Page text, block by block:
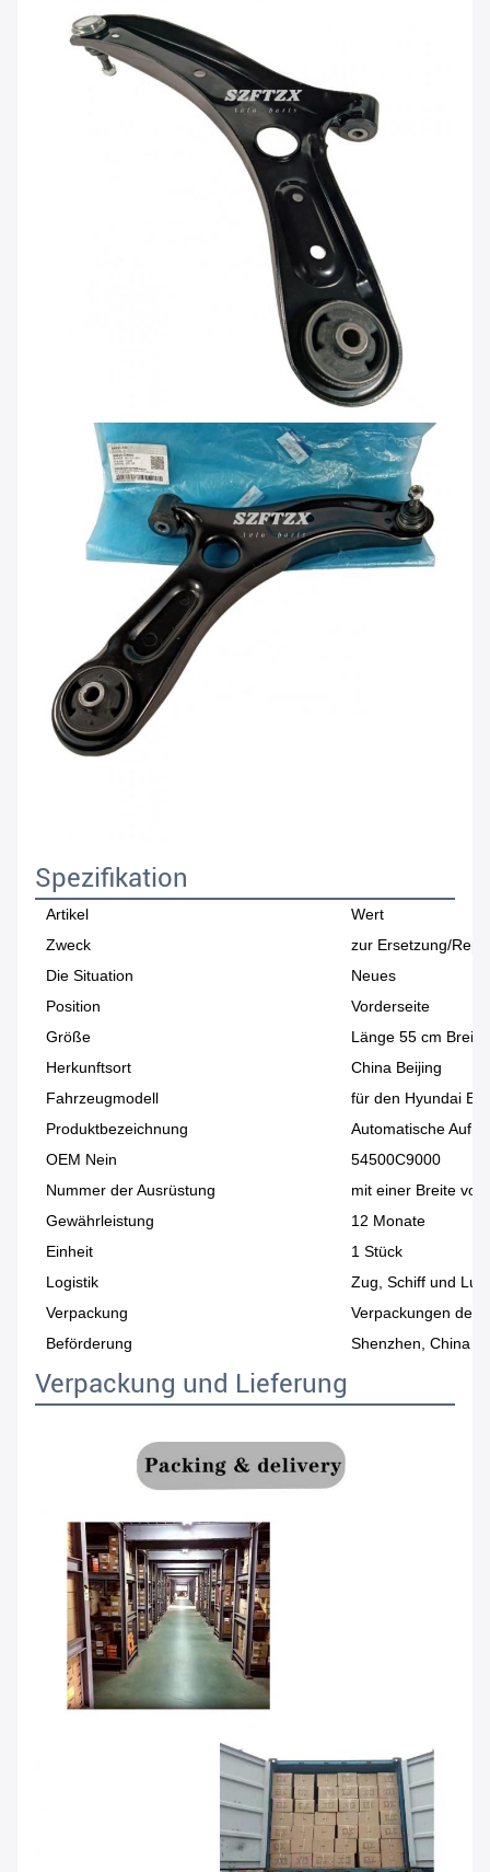
Spezifikation
Artikel
Wert
Zweck
zur Ersetzung/
Die Situation
Neues
Position
Vorderseite
Größe
Länge 55 cm
Herkunftsort
China Beijing
Fahrzeugmodell
für den Hyundai
Produktbezeichnung
Automatische
OEM Nein
54500C9000
Nummer der Ausrüstung
mit einer Breite
Gewährleistung
12 Monate
Einheit
1 Stück
Logistik
Zug, Schiff und Luft
Verpackung
Verpackungen der
Beförderung
Shenzhen, China
Verpackung und Lieferung